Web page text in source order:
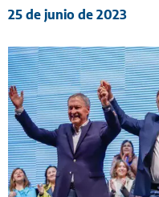
25 de junio de 2023